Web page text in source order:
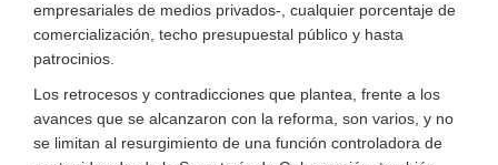
empresariales de medios privados-, cualquier porcentaje de
comercialización, techo presupuestal público y hasta
patrocinios.
Los retrocesos y contradicciones que plantea, frente a los
avances que se alcanzaron con la reforma, son varios, y no
se limitan al resurgimiento de una función controladora de